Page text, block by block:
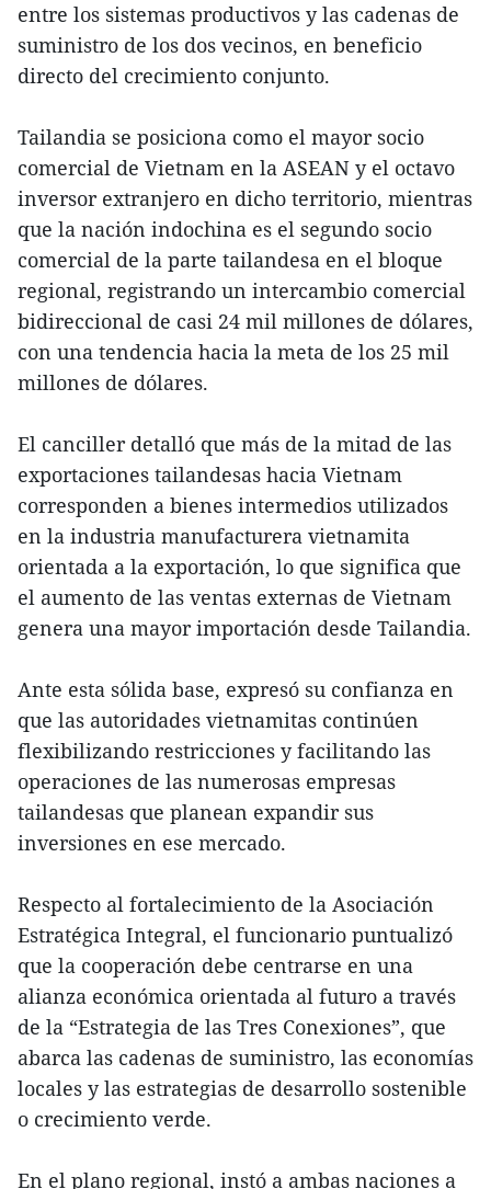
entre los sistemas productivos y las cadenas de
suministro de los dos vecinos, en beneficio
directo del crecimiento conjunto.
Tailandia se posiciona como el mayor socio
comercial de Vietnam en la ASEAN y el octavo
inversor extranjero en dicho territorio, mientras
que la nación indochina es el segundo socio
comercial de la parte tailandesa en el bloque
regional, registrando un intercambio comercial
bidireccional de casi 24 mil millones de dólares,
con una tendencia hacia la meta de los 25 mil
millones de dólares.
El canciller detalló que más de la mitad de las
exportaciones tailandesas hacia Vietnam
corresponden a bienes intermedios utilizados
en la industria manufacturera vietnamita
orientada a la exportación, lo que significa que
el aumento de las ventas externas de Vietnam
genera una mayor importación desde Tailandia.
Ante esta sólida base, expresó su confianza en
que las autoridades vietnamitas continúen
flexibilizando restricciones y facilitando las
operaciones de las numerosas empresas
tailandesas que planean expandir sus
inversiones en ese mercado.
Respecto al fortalecimiento de la Asociación
Estratégica Integral, el funcionario puntualizó
que la cooperación debe centrarse en una
alianza económica orientada al futuro a través
de la “Estrategia de las Tres Conexiones”, que
abarca las cadenas de suministro, las economías
locales y las estrategias de desarrollo sostenible
o crecimiento verde.
En el plano regional, instó a ambas naciones a